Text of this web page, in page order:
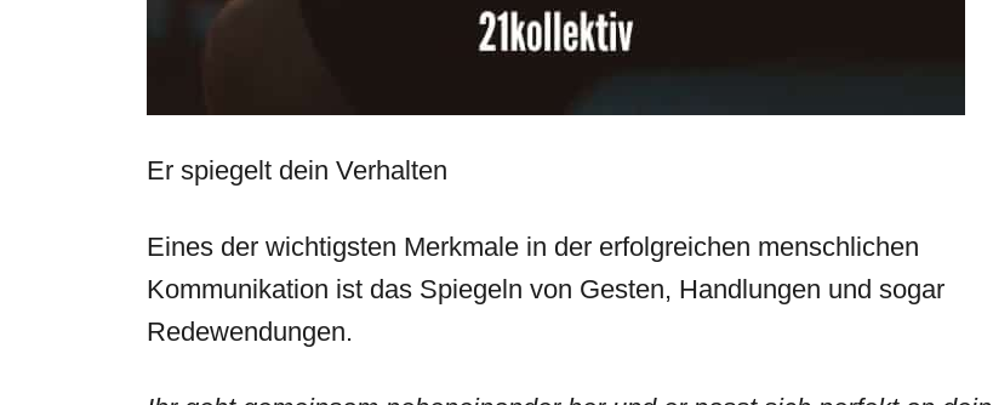
Er spiegelt dein Verhalten
Eines der wichtigsten Merkmale in der erfolgreichen menschlichen
Kommunikation ist das Spiegeln von Gesten, Handlungen und sogar
Redewendungen.